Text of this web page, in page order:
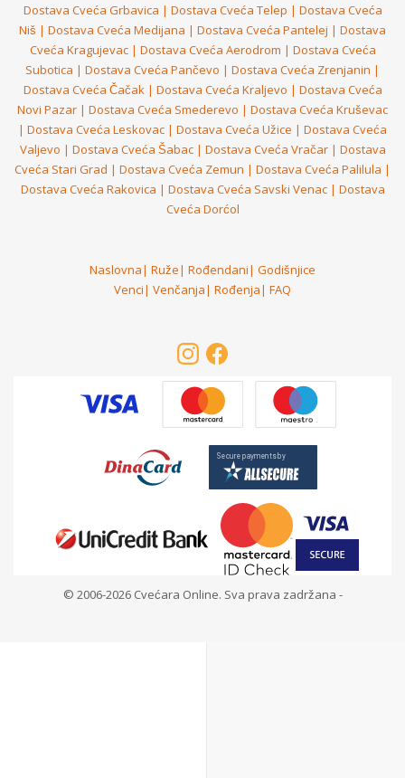
Dostava Cveća Grbavica | Dostava Cveća Telep | Dostava Cveća
Niš | Dostava Cveća Medijana | Dostava Cveća Pantelej | Dostava
Cveća Kragujevac | Dostava Cveća Aerodrom | Dostava Cveća
Subotica | Dostava Cveća Pančevo | Dostava Cveća Zrenjanin |
Dostava Cveća Čačak | Dostava Cveća Kraljevo | Dostava Cveća
Novi Pazar | Dostava Cveća Smederevo | Dostava Cveća Kruševac
| Dostava Cveća Leskovac | Dostava Cveća Užice | Dostava Cveća
Valjevo | Dostava Cveća Šabac | Dostava Cveća Vračar | Dostava
Cveća Stari Grad | Dostava Cveća Zemun | Dostava Cveća Palilula |
Dostava Cveća Rakovica | Dostava Cveća Savski Venac | Dostava
Cveća Dorćol
Naslovna| Ruže| Rođendani| Godišnjice
Venci| Venčanja| Rođenja| FAQ
© 2006-2026 Cvećara Online. Sva prava zadržana -